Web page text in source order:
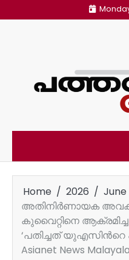
to
Home 2026 June
അതിനിർണായക
കുവൈറ്റിനെ
‘പതിച്ചത്
Asianet News